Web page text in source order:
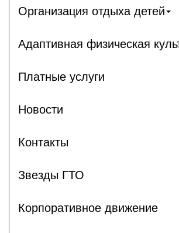
Организация отдыха детей
Адаптивная физическая
Платные услуги
Новости
Контакты
Звезды ГТО
Корпоративное движение